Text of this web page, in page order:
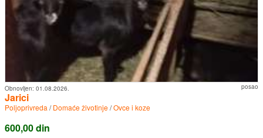
posao
Obnovljen: 01.08.2026.
Jarici
Poljoprivreda /Domaće životinje/Ovce i koze
600,00 din